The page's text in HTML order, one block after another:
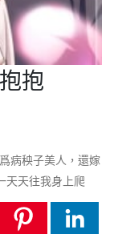
抱
病秧子美人，還嫁
天天往我身上爬
英招招手。 “明明
邊乖乖爬將軍大